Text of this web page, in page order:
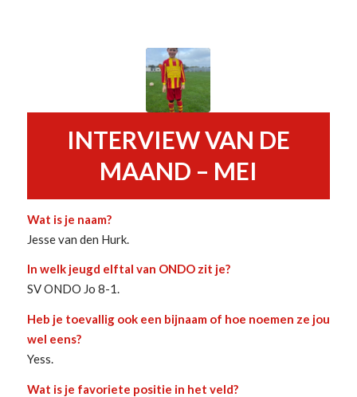
INTERVIEW VAN DE
MAAND – MEI
Wat is je naam?
Jesse van den Hurk.
In welk jeugd elftal van ONDO zit je?
SV ONDO Jo 8-1.
Heb je toevallig ook een bijnaam of hoe noemen ze jou
wel eens?
Yess.
Wat is je favoriete positie in het veld?